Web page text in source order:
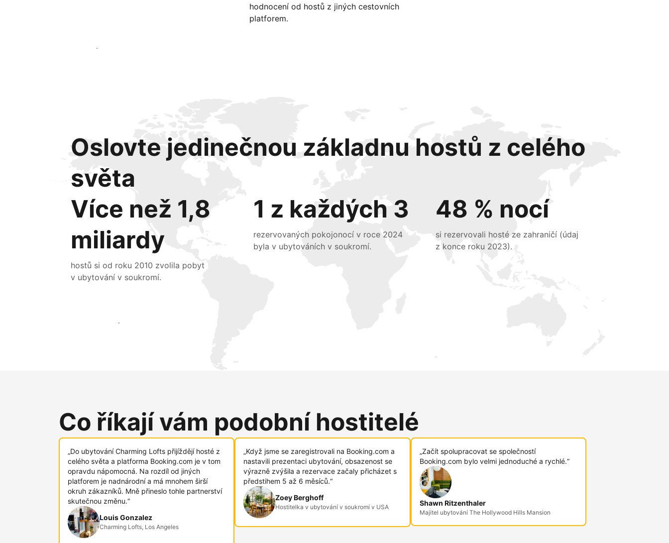
hodnocení od hostů z jiných cestovních
platforem.
Začít ještě dnes
Oslovte jedinečnou základnu hostů z celého
světa
Více než 1,8
miliardy
hostů si od roku 2010 zvolila pobyt
v ubytování v soukromí.
1 z každých 3
rezervovaných pokojonocí v roce 2024
byla v ubytováních v soukromí.
48 % nocí
si rezervovali hosté ze zahraničí (údaj
z konce roku 2023).
Oslovit nové hosty už dnes
Co říkají vám podobní hostitelé
„Do ubytování Charming Lofts přijíždějí hosté z
celého světa a platforma Booking.com je v tom
opravdu nápomocná. Na rozdíl od jiných
platforem je nadnárodní a má mnohem širší
okruh zákazníků. Mně přineslo tohle partnerství
skutečnou změnu.“
Louis Gonzalez
Charming Lofts, Los Angeles
„Když jsme se zaregistrovali na Booking.com a
nastavili prezentaci ubytování, obsazenost se
výrazně zvýšila a rezervace začaly přicházet s
předstihem 5 až 6 měsíců.“
Zoey Berghoff
Hostitelka v ubytování v soukromí v USA
„Začít spolupracovat se společností
Booking.com bylo velmi jednoduché a rychlé.“
Shawn Ritzenthaler
Majitel ubytování The Hollywood Hills Mansion